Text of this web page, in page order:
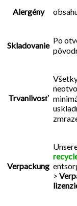
Alergény
Skladovanie
Po
Trvanlivosť
Verpackung
>